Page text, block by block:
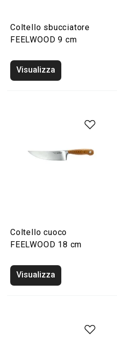
Coltello sbucciatore
FEELWOOD 9 cm
Visualizza
Coltello cuoco
FEELWOOD 18 cm
Visualizza